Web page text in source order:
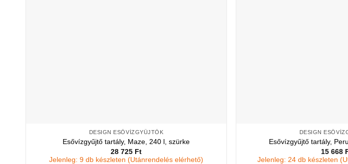
DESIGN ESŐVÍZGYŰJTŐK
Esővízgyűjtő tartály, Maze, 240 l, szürke
28 725 Ft
Jelenleg: 9 db készleten (Utánrendelés elérhető)
DESIGN
Esővízgyűjtő tartály,
15 668
Jelenleg: 24 db készleten